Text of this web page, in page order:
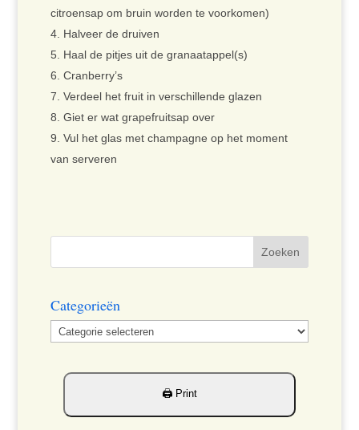
citroensap om bruin worden te voorkomen)
Halveer de druiven
Haal de pitjes uit de granaatappel(s)
Cranberry’s
Verdeel het fruit in verschillende glazen
Giet er wat grapefruitsap over
Vul het glas met champagne op het moment
van serveren
Categorieën
Categorieën